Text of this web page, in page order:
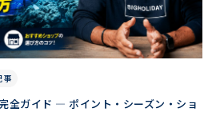
事
全ガイド — ポイント・シーズン・ショ